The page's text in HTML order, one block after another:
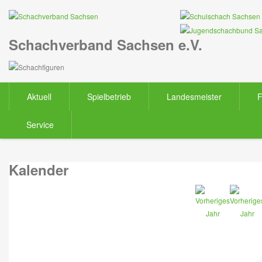
Schachverband Sachsen e.V.
Aktuell Spielbetrieb Landesmeister
Service
Kalender